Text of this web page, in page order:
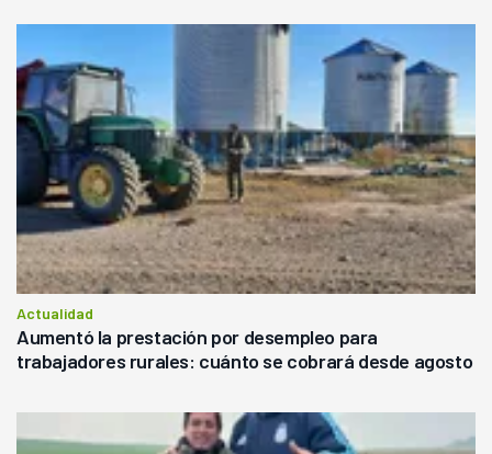
Actualidad
Aumentó la prestación por desempleo para
trabajadores rurales: cuánto se cobrará desde agosto